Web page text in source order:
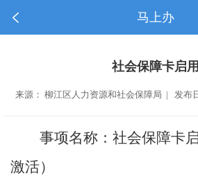
马上办
社会保障卡启用
来源： 柳江区人力资源和社会保障局 | 发布
事项名称： 社会保障卡
激活）